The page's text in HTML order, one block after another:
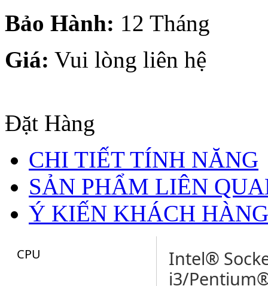
Bảo Hành: 12 Tháng
Giá: Vui lòng liên hệ
Đặt Hàng
CHI TIẾT TÍNH NĂNG
SẢN PHẨM LIÊN
Ý KIẾN KHÁCH HÀNG
CPU
Intel®
i3/